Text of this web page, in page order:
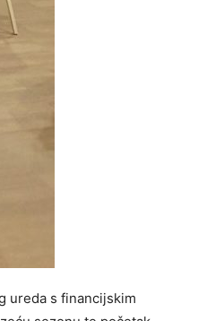
ureda s financijskim